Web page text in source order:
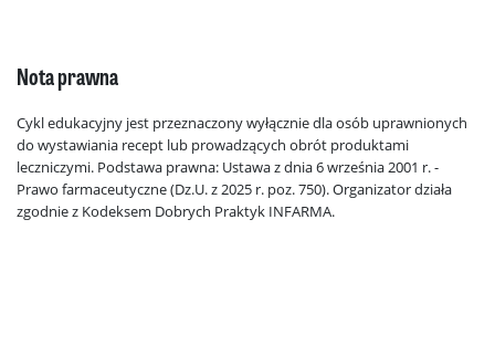
Nota prawna
Cykl edukacyjny jest przeznaczony wyłącznie dla osób uprawnionych
do wystawiania recept lub prowadzących obrót produktami
leczniczymi. Podstawa prawna: Ustawa z dnia 6 września 2001 r. -
Prawo farmaceutyczne (Dz.U. z 2025 r. poz. 750). Organizator działa
zgodnie z Kodeksem Dobrych Praktyk INFARMA.